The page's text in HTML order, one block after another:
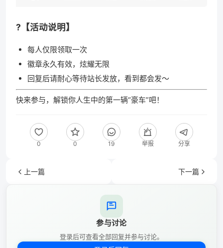
?【活动说明】
每人仅限领取一次
徽章永久有效，炫耀无限
回复后请耐心等待站长发放，看到都会发～
快来参与，解锁你人生中的第一辆“豪车”吧！
0 0 19 举报 分享
上一篇 下一篇
参与讨论
登录后可查看全部回复并参与讨论。